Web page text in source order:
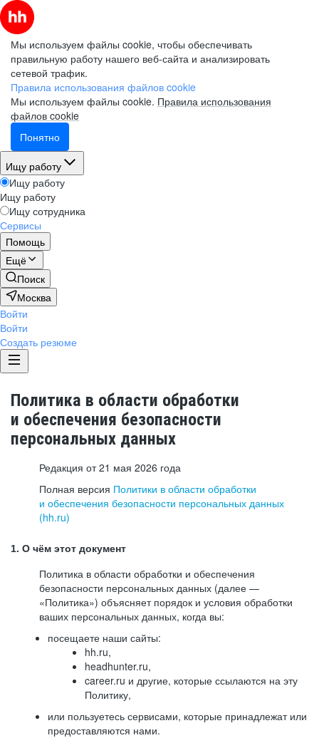
Мы используем файлы cookie, чтобы обеспечивать
правильную работу нашего веб-сайта и анализировать
сетевой трафик.
Правила использования файлов cookie
Мы используем файлы cookie. Правила использования
файлов cookie
Понятно
Ищу работу
Ищу работу
Ищу работу
Ищу сотрудника
Сервисы
Помощь
Ещё
Поиск
Москва
Войти
Войти
Создать резюме
Политика в области обработки
и обеспечения безопасности
персональных данных
Редакция от 21 мая 2026 года
Полная версия Политики в области обработки
и обеспечения безопасности персональных данных
(hh.ru)
1. О чём этот документ
Политика в области обработки и обеспечения
безопасности персональных данных (далее —
«Политика») объясняет порядок и условия обработки
ваших персональных данных, когда вы:
посещаете наши сайты:
hh.ru,
headhunter.ru,
career.ru и другие, которые ссылаются на эту
Политику,
или пользуетесь сервисами, которые принадлежат или
предоставляются нами.